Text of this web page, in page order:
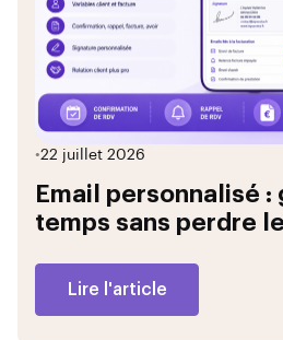
•22 juillet 2026
Email personnalisé :
temps sans perdre
Lire l'article